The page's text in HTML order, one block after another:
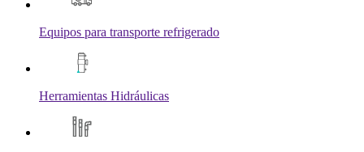
Equipos para transporte refrigerado
Herramientas Hidráulicas